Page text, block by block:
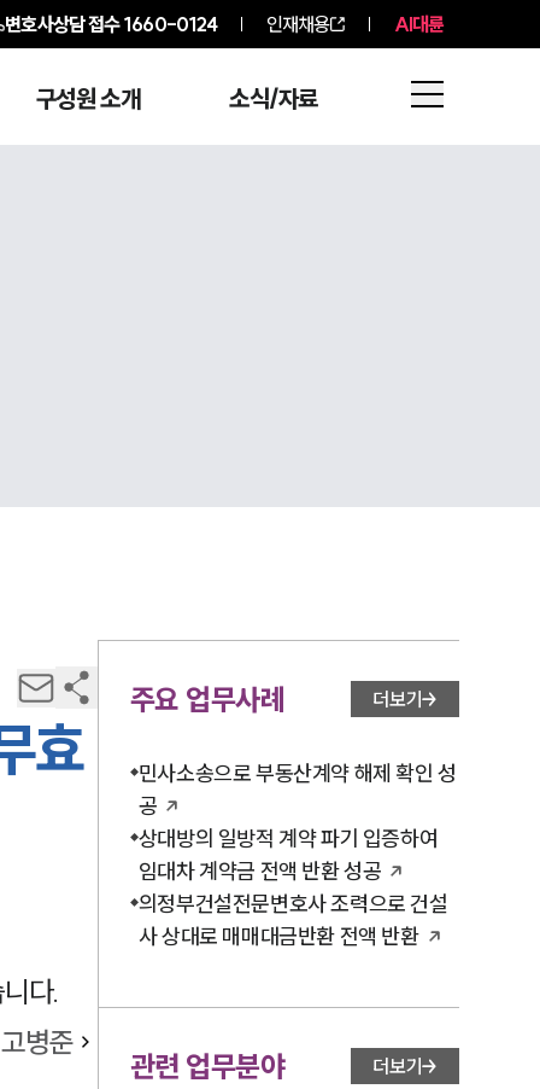
변호사상담 접수1660-0124 인재채용 AI대륜
구성원 소개 소식/자료
효
다.
고병준
주요 업무사례 더보기
민사소송으로 부동산계약 해제 확인 성
공
상대방의 일방적 계약 파기 입증하여
임대차 계약금 전액 반환 성공
의정부건설전문변호사 조력으로 건설
사 상대로 매매대금반환 전액 반환
관련 업무분야 더보기